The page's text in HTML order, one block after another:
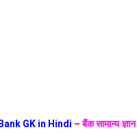
Bank GK in Hindi –बैंक सामान्य ज्ञान